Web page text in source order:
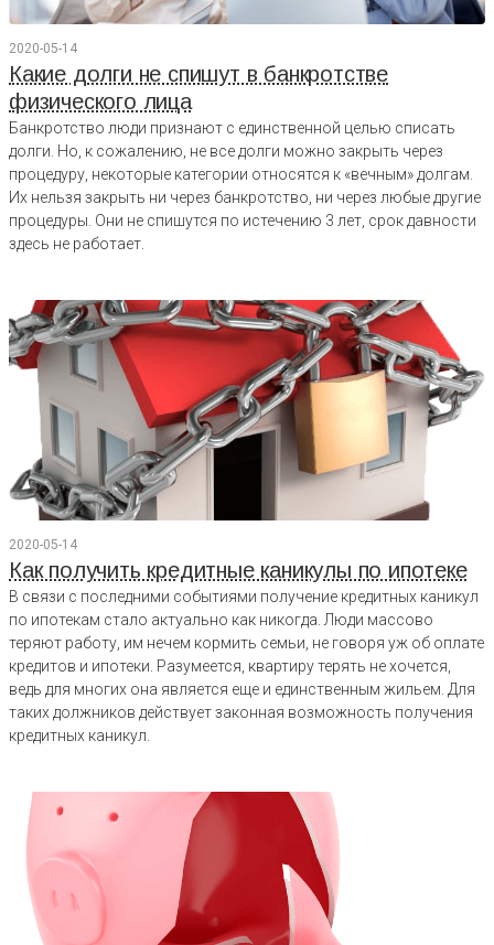
2020-05-14
Какие долги не спишут в банкротстве
физического лица
Банкротство люди признают с единственной целью списать
долги. Но, к сожалению, не все долги можно закрыть через
процедуру, некоторые категории относятся к «вечным» долгам.
Их нельзя закрыть ни через банкротство, ни через любые другие
процедуры. Они не спишутся по истечению 3 лет, срок давности
здесь не работает.
2020-05-14
Как получить кредитные каникулы по ипотеке
В связи с последними событиями получение кредитных каникул
по ипотекам стало актуально как никогда. Люди массово
теряют работу, им нечем кормить семьи, не говоря уж об оплате
кредитов и ипотеки. Разумеется, квартиру терять не хочется,
ведь для многих она является еще и единственным жильем. Для
таких должников действует законная возможность получения
кредитных каникул.